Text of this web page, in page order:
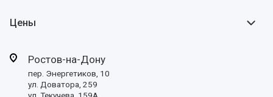
Цены
Ростов-на-Дону
пер. Энергетиков, 10
ул. Доватора, 259